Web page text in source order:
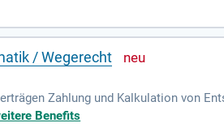
/ Wegerecht
Zahlung und Kalkulation von
externer Dienstleister und
Benefits